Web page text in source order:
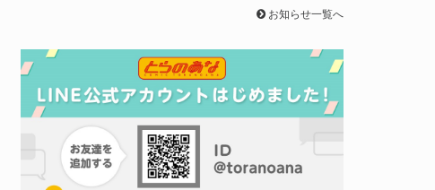
お知らせ一覧へ